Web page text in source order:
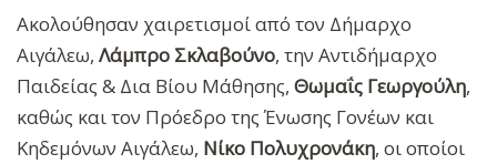
Ακολούθησαν χαιρετισμοί από τον Δήμαρχο
Αιγάλεω, Λάμπρο Σκλαβούνο, την Αντιδήμαρχο
Παιδείας & Δια Βίου Μάθησης, Θωμαΐς Γεωργούλη,
καθώς και τον Πρόεδρο της Ένωσης Γονέων και
Κηδεμόνων Αιγάλεω, Νίκο Πολυχρονάκη, οι οποίοι